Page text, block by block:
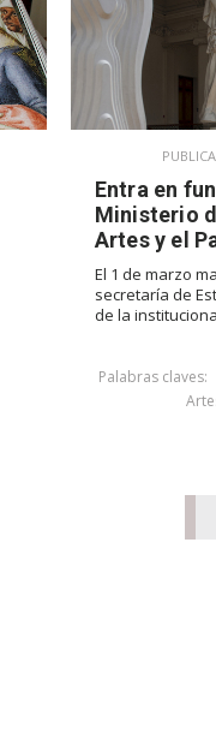
Entra en
Ministerio
Artes y el
El 1 de marzo
secretaría de
de la
Palabras claves: